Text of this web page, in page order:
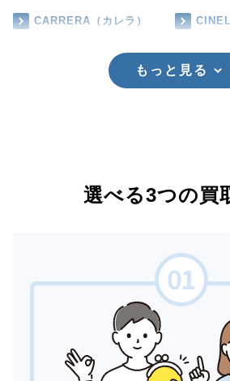
CARRERA（カレラ）
もっと見る
選べる3つの買